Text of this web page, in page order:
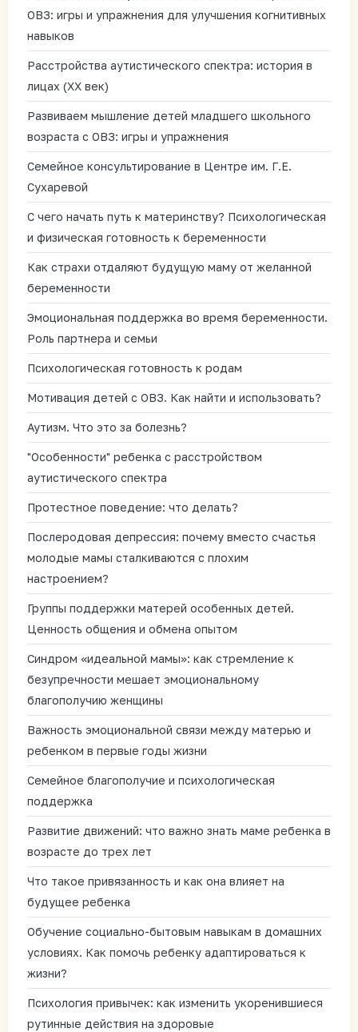
ОВЗ: игры и упражнения для улучшения когнитивных
навыков
Расстройства аутистического спектра: история в
лицах (XX век)
Развиваем мышление детей младшего школьного
возраста с ОВЗ: игры и упражнения
Семейное консультирование в Центре им. Г.Е.
Сухаревой
С чего начать путь к материнству? Психологическая
и физическая готовность к беременности
Как страхи отдаляют будущую маму от желанной
беременности
Эмоциональная поддержка во время беременности.
Роль партнера и семьи
Психологическая готовность к родам
Мотивация детей с ОВЗ. Как найти и использовать?
Аутизм. Что это за болезнь?
"Особенности" ребенка с расстройством
аутистического спектра
Протестное поведение: что делать?
Послеродовая депрессия: почему вместо счастья
молодые мамы сталкиваются с плохим
настроением?
Группы поддержки матерей особенных детей.
Ценность общения и обмена опытом
Синдром «идеальной мамы»: как стремление к
безупречности мешает эмоциональному
благополучию женщины
Важность эмоциональной связи между матерью и
ребенком в первые годы жизни
Семейное благополучие и психологическая
поддержка
Развитие движений: что важно знать маме ребенка в
возрасте до трех лет
Что такое привязанность и как она влияет на
будущее ребенка
Обучение социально-бытовым навыкам в домашних
условиях. Как помочь ребенку адаптироваться к
жизни?
Психология привычек: как изменить укоренившиеся
рутинные действия на здоровые